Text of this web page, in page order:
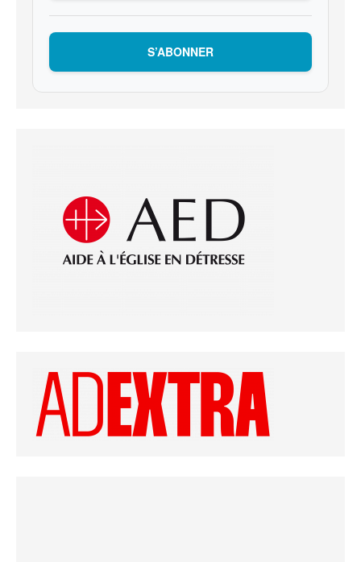
S’ABONNER